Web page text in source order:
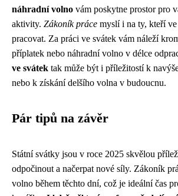
náhradní volno vám poskytne prostor pro
aktivity. Zákoník práce myslí i na ty, kteří
pracovat. Za práci ve svátek vám náleží
příplatek nebo náhradní volno v délce
ve svátek tak může být i příležitostí k
nebo k získání delšího volna v budoucnu.
Pár tipů na závěr
Státní svátky jsou v roce 2025 skvělou
odpočinout a načerpat nové síly. Zákoník
volno během těchto dní, což je ideální čas